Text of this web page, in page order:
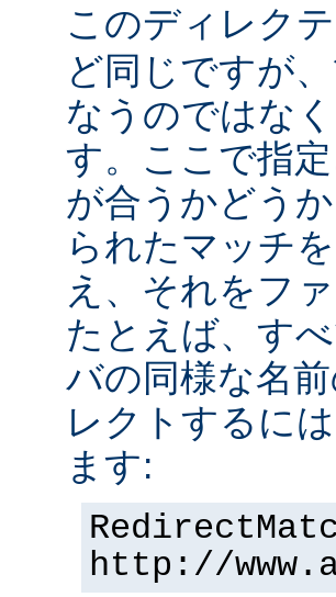
このディレク
ど同じですが
なうのではな
す。ここで指
が合うかどう
られたマッチ
え、それをフ
たとえば、す
バの同様な名
レクトするに
ます:
http://